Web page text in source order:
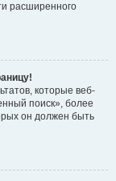
расширенного
которые веб-
поиск», более
он должен быть